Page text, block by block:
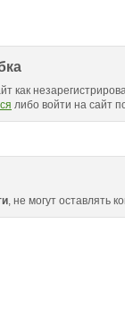
как
либо войти на сайт
, не могут оставлять